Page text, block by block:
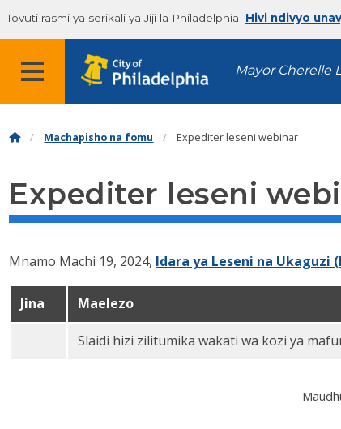
Tovuti rasmi ya serikali ya Jiji la Philadelphia Hivi ndivyo
Mayor Cherelle
Machapisho na fomu Expediter leseni webinar
Expediter leseni
Mnamo Machi 19, 2024, Idara ya Leseni na Ukaguzi
Jina Maelezo
Leseni Expediters webinar slides PDF
Slaidi hizi zilitumika wakati wa kozi ya